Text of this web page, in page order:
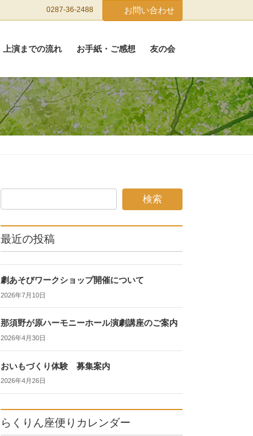
0287-36-2488 お問い合わせ
上演までの流れ お手紙・ご感想 友の会
最近の投稿
劇あそびワークショップ開催について
2026年7月10日
那須野が原ハーモニーホール演劇講座のご案内
2026年4月30日
おいもづくり体験 募集案内
2026年4月26日
らくりん座便りカレンダー